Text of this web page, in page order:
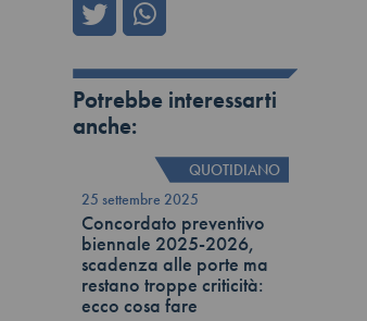
Potrebbe interessarti
anche:
QUOTIDIANO
25 settembre 2025
Concordato preventivo
biennale 2025-2026,
scadenza alle porte ma
restano troppe criticità:
ecco cosa fare